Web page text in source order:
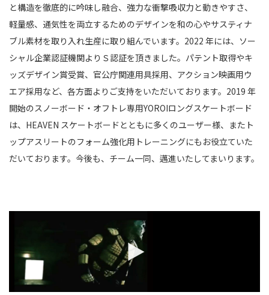
と構造を徹底的に吟味し融合、強力な衝撃吸収力と動きやすさ、
軽量感、通気性を両立するためのデザインを和の心やサスティナ
ブル素材を取り入れ生産に取り組んでいます。2022 年には、ソー
シャル企業認証機関よりＳ認証を頂きました。パテント取得やキ
ッズデザイン賞受賞、官公庁関連用具採用、アクション映画用ウ
エア採用など、各方面よりご支持をいただいております。2019 年
開始のスノーボード・オフトレ専用YOROIロングスケートボード
は、HEAVEN スケートボードとともに多くのユーザー様、またト
ップアスリートのフォーム強化用トレーニングにもお役立ていた
だいております。今後も、チーム一同、邁進いたしてまいります。